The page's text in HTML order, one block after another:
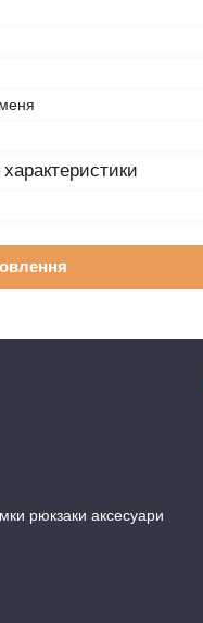
рюкзаки аксесуари